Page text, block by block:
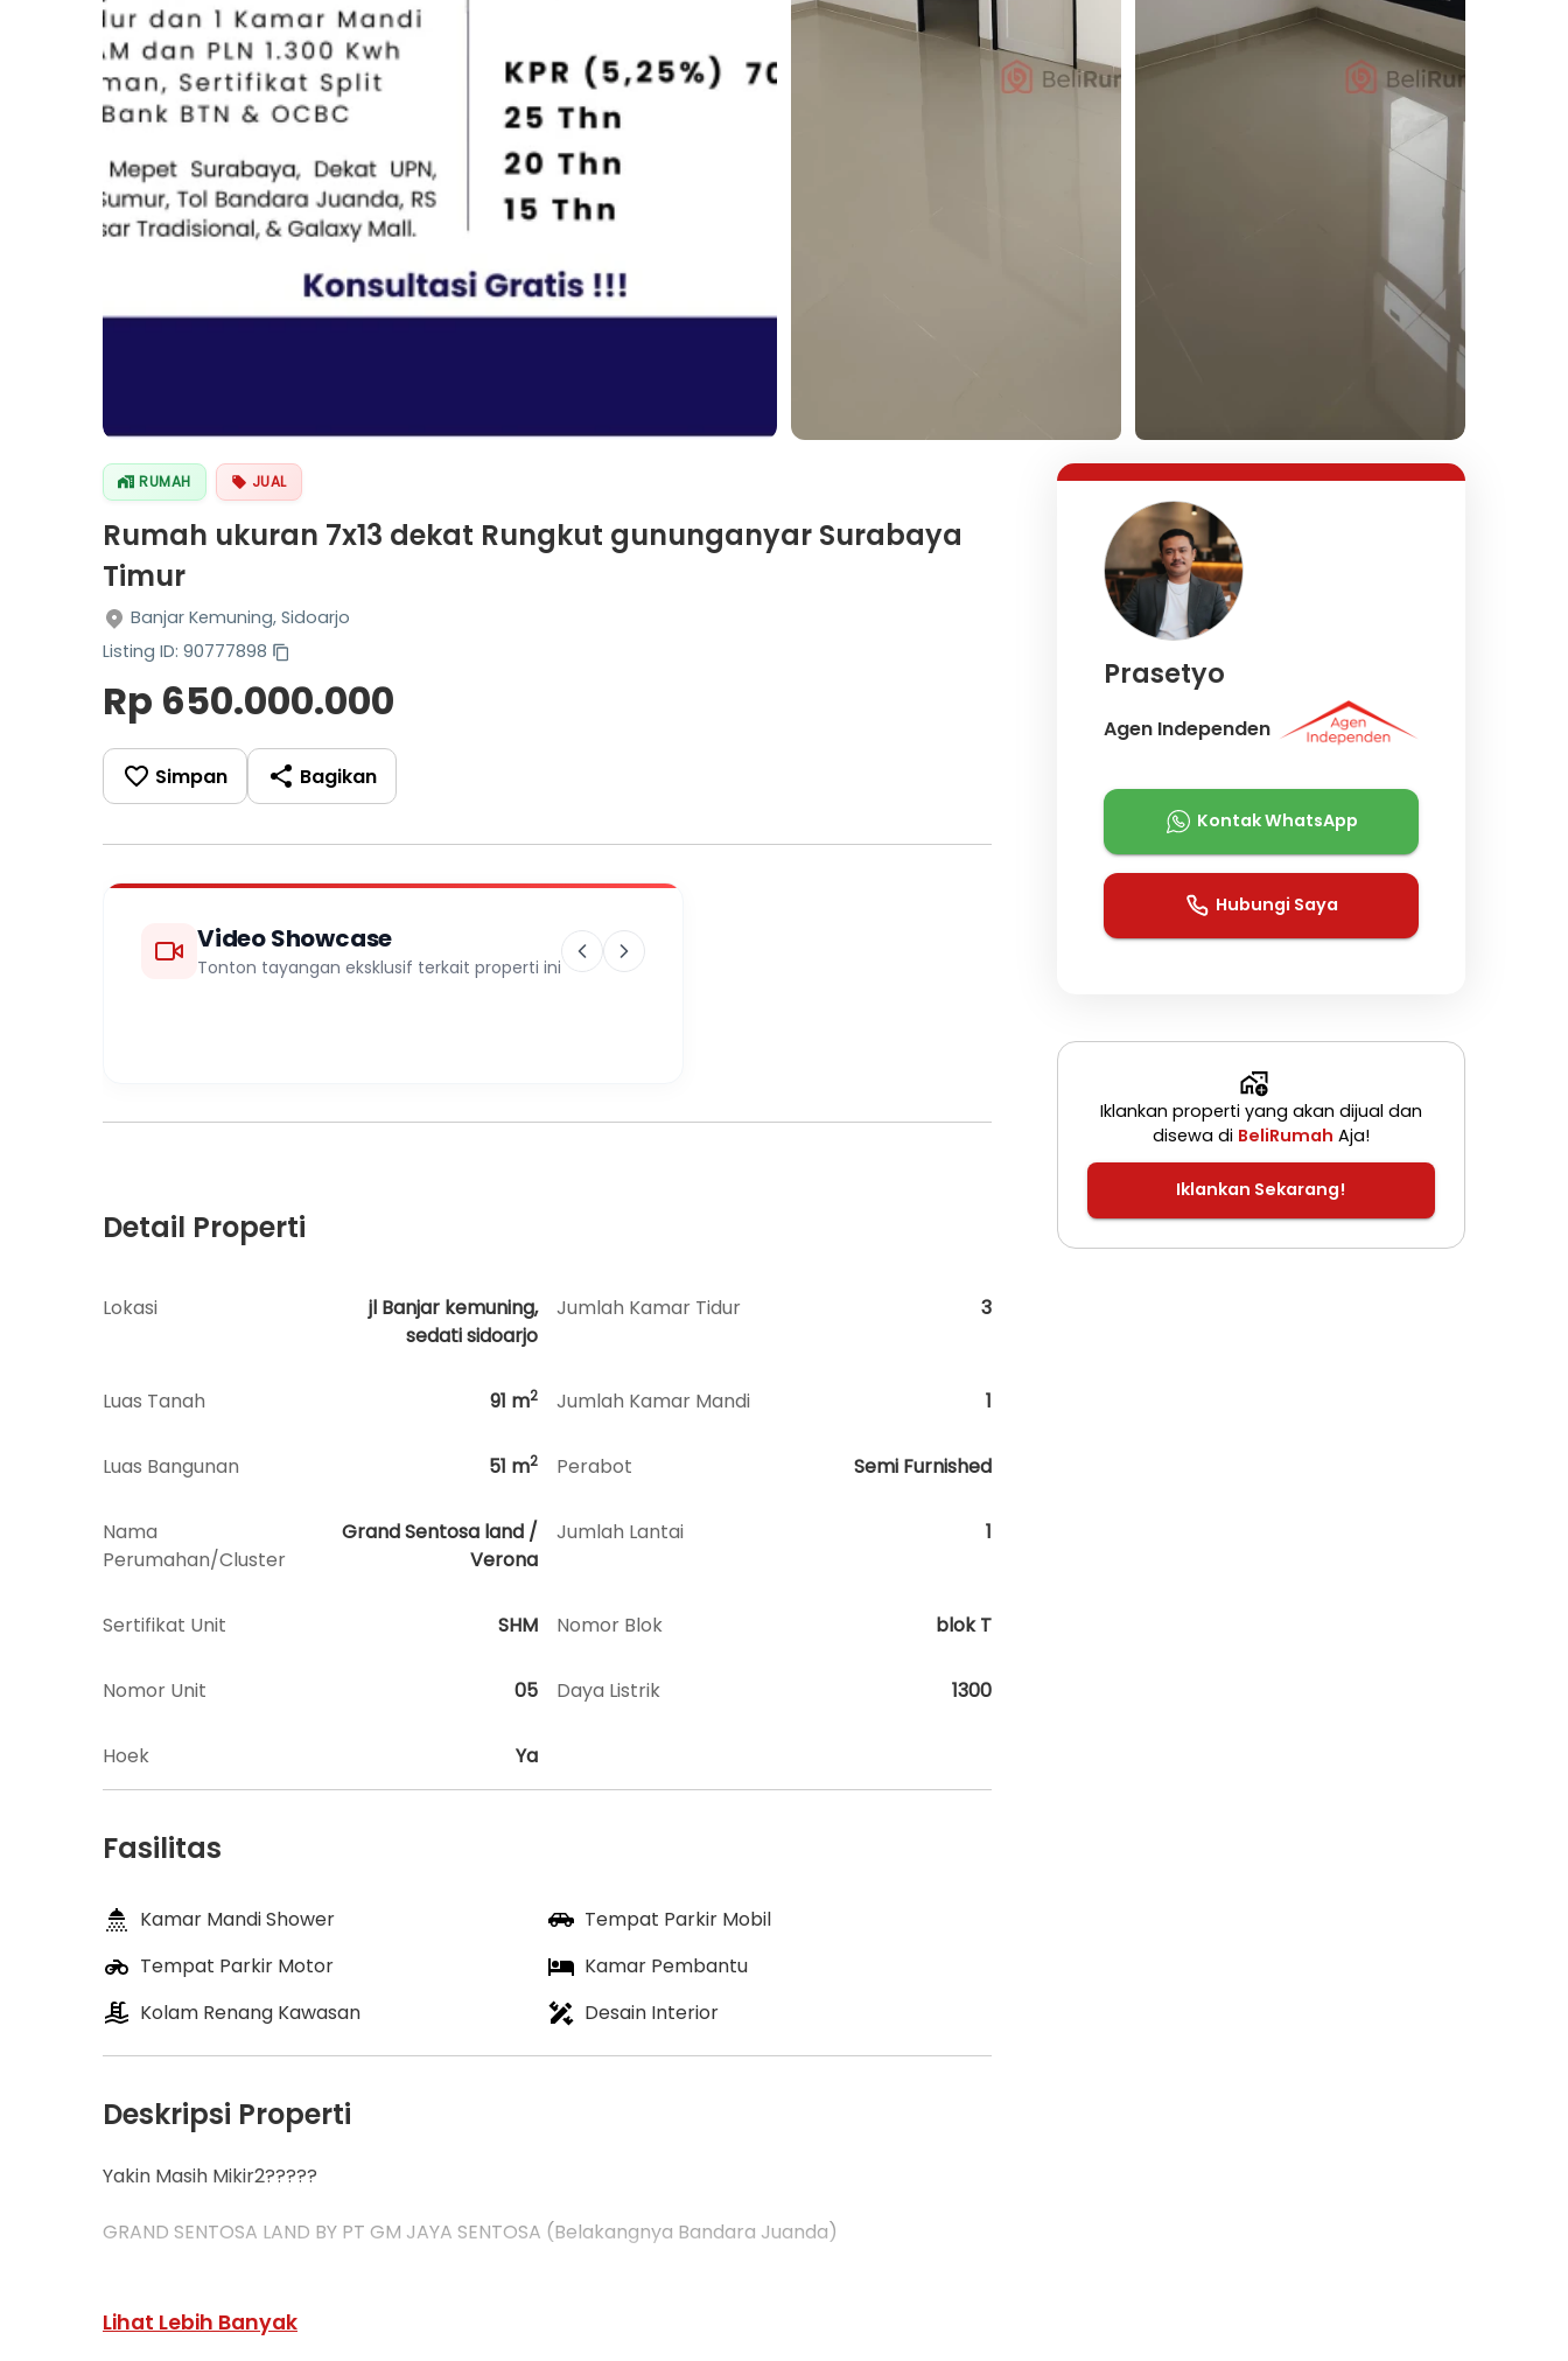
Lihat Semua Foto
RUMAH JUAL
Rumah ukuran 7x13 dekat Rungkut gununganyar Surabaya
Timur
Banjar Kemuning, Sidoarjo
Listing ID: 90777898
Rp 650.000.000
Simpan Bagikan
Video Showcase
Tonton tayangan eksklusif terkait properti ini
Detail Properti
Lokasi
jl Banjar kemuning,
sedati sidoarjo
Jumlah Kamar Tidur 3
Luas Tanah 91 m2 Jumlah Kamar Mandi 1
Luas Bangunan 51 m2 Perabot Semi Furnished
Nama
Perumahan/Cluster
Grand Sentosa land /
Verona
Jumlah Lantai 1
Sertifikat Unit SHM Nomor Blok blok T
Nomor Unit 05 Daya Listrik 1300
Hoek Ya
Fasilitas
Kamar Mandi Shower
Tempat Parkir Mobil
Tempat Parkir Motor
Kamar Pembantu
Kolam Renang Kawasan
Desain Interior
Deskripsi Properti
Yakin Masih Mikir2?????
GRAND SENTOSA LAND BY PT GM JAYA SENTOSA (Belakangnya Bandara Juanda)
Ukuran 7x13
Luas bangunan : 51 m
Lihat Lebih Banyak
Prasetyo
Agen Independen
Kontak WhatsApp
Hubungi Saya
Iklankan properti yang akan dijual dan
disewa di BeliRumah Aja!
Iklankan Sekarang!